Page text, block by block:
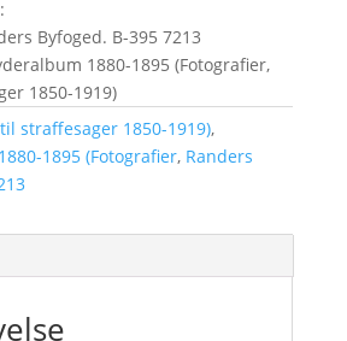
Byfoged. B-395 7213
1880-1895 (Fotografier,
1850-1919)
straffesager 1850-1919),
1895 (Fotografier, Randers